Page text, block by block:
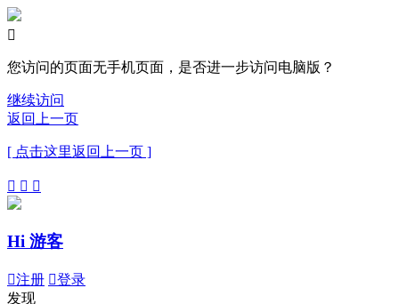

您访问的页面无手机页面，是否进一步访问电脑版？
继续访问
返回上一页
[ 点击这里返回上一页 ]
  
Hi 游客
注册 登录
发现